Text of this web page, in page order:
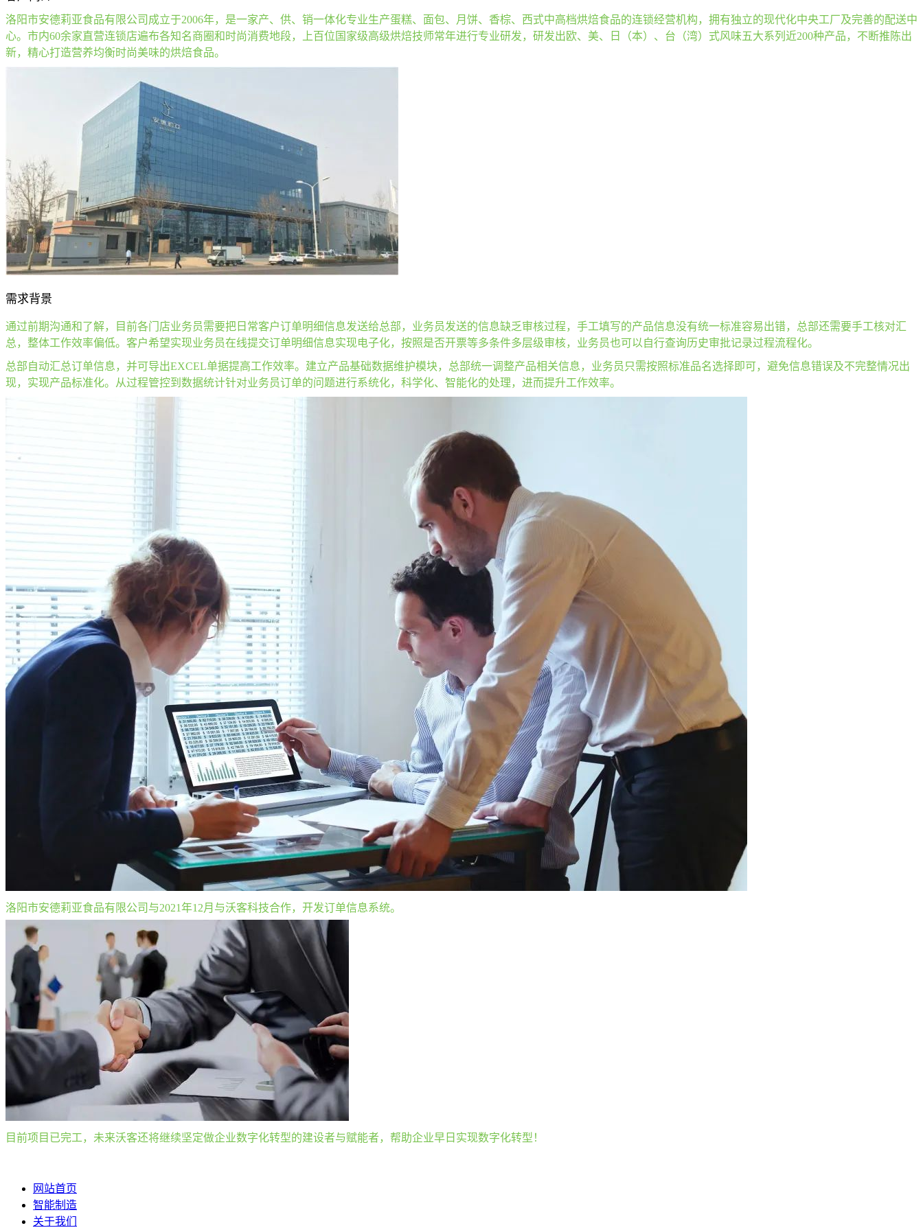
洛阳市安德莉亚食品有限公司成立于2006年，是一家产、供、销一体化专业生产蛋糕、面包、月饼、香棕、西式中高档烘焙食品的连锁经营机构，拥有独立的现代化中央工厂及完善的配送中
心。市内60余家直营连锁店遍布各知名商圈和时尚消费地段，上百位国家级高级烘焙技师常年进行专业研发，研发出欧、美、日（本）、台（湾）式风味五大系列近200种产品，不断推陈出
新，精心打造营养均衡时尚美味的烘焙食品。
需求背景
通过前期沟通和了解，目前各门店业务员需要把日常客户订单明细信息发送给总部，业务员发送的信息缺乏审核过程，手工填写的产品信息没有统一标准容易出错，总部还需要手工核对汇
总，整体工作效率偏低。客户希望实现业务员在线提交订单明细信息实现电子化，按照是否开票等多条件多层级审核，业务员也可以自行查询历史审批记录过程流程化。
总部自动汇总订单信息，并可导出EXCEL单据提高工作效率。建立产品基础数据维护模块，总部统一调整产品相关信息，业务员只需按照标准品名选择即可，避免信息错误及不完整情况出
现，实现产品标准化。从过程管控到数据统计针对业务员订单的问题进行系统化，科学化、智能化的处理，进而提升工作效率。
洛阳市安德莉亚食品有限公司与2021年12月与沃客科技合作，开发订单信息系统。
目前项目已完工，未来沃客还将继续坚定做企业数字化转型的建设者与赋能者，帮助企业早日实现数字化转型！
网站首页
智能制造
关于我们